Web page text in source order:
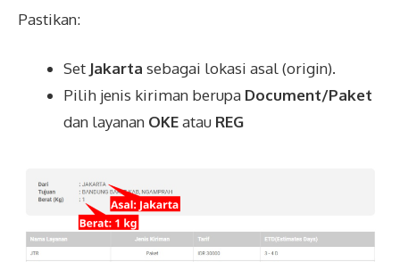
Pastikan:
Set Jakarta sebagai lokasi asal (origin).
Pilih jenis kiriman berupa Document/Paket
dan layanan OKEatau REG